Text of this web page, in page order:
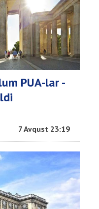
PUA-lar -
7 Avqust 23:19